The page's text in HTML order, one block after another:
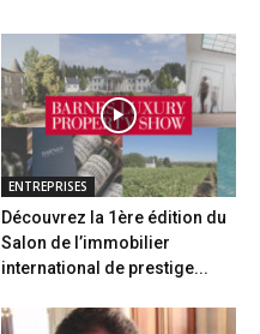
ENTREPRISES
Découvrez la 1ère édition du
Salon de l’immobilier
international de prestige...